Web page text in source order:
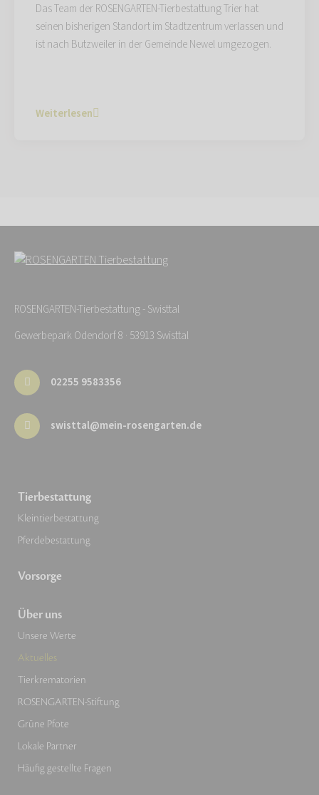
Das Team der ROSENGARTEN-Tierbestattung Trier hat
seinen bisherigen Standort im Stadtzentrum verlassen und
ist nach Butzweiler in der Gemeinde Newel umgezogen.
Weiterlesen
ROSENGARTEN-Tierbestattung - Swisttal
Gewerbepark Odendorf 8 · 53913 Swisttal
02255 9583356
swisttal@mein-rosengarten.de
Tierbestattung
Kleintierbestattung
Pferdebestattung
Vorsorge
Über uns
Unsere Werte
Aktuelles
Tierkrematorien
ROSENGARTEN-Stiftung
Grüne Pfote
Lokale Partner
Häufig gestellte Fragen